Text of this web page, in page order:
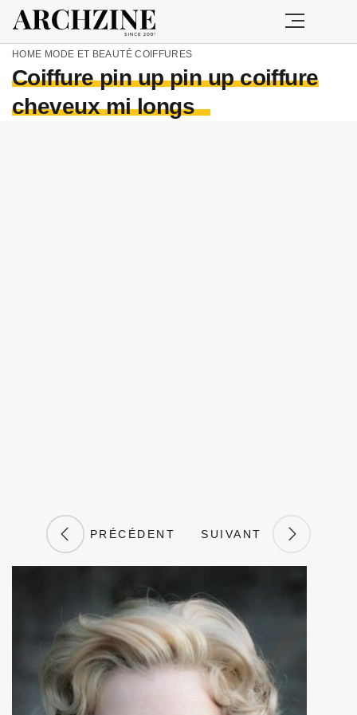
HOME MODE ET BEAUTÉ COIFFURES
Coiffure pin up pin up coiffure
cheveux mi longs
PRÉCÉDENT SUIVANT